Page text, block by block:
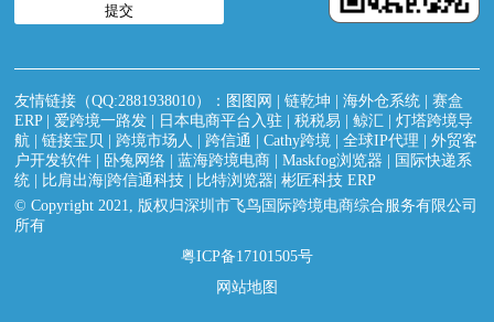
提交
友情链接（QQ:2881938010）： 图图网 |链乾坤 |海外仓系统 |赛盒
ERP|爱跨境一路发 日本电商平台入驻 |税税易 |鲸汇 |灯塔跨境导
航 |链接宝贝 |跨境市场人 |跨信通 |Cathy跨境 |全球IP代理 |外贸客
户开发软件
卧兔网络 |蓝海跨境电商 |Maskfog浏览器
国际快递系
统
比肩出海|跨信通科技 比特浏览器 |彬匠科技 ERP
© Copyright 2021, 版权归深圳市飞鸟国际跨境电商综合服务有限公司
所有
粤ICP备17101505号
网站地图